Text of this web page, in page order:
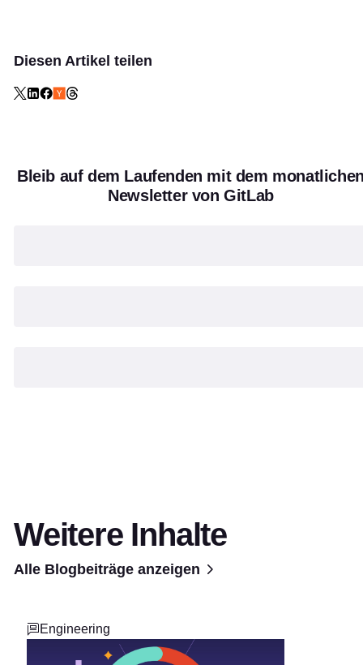
Diesen Artikel teilen
Bleib auf dem Laufenden mit dem
Newsletter von GitLab
Weitere Inhalte
Alle Blogbeiträge anzeigen
Engineering